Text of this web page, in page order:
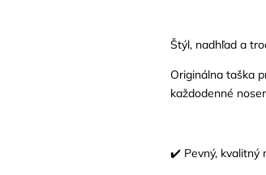
Štýl, nadhľad a
Originálna taška
každodenné
✔️ Pevný, kvalitný